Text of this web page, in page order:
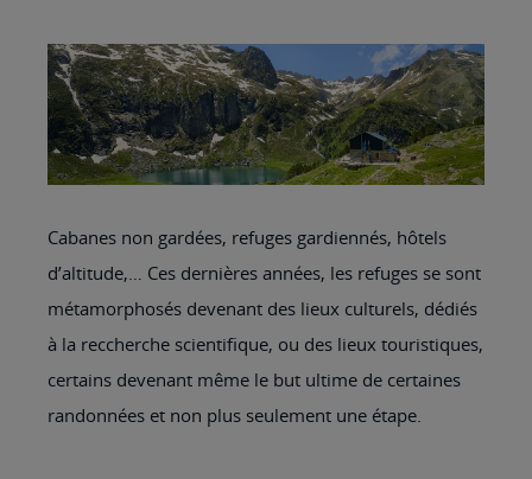
Cabanes non gardées, refuges gardiennés, hôtels
d’altitude,… Ces dernières années, les refuges se sont
métamorphosés devenant des lieux culturels, dédiés
à la reccherche scientifique, ou des lieux touristiques,
certains devenant même le but ultime de certaines
randonnées et non plus seulement une étape.